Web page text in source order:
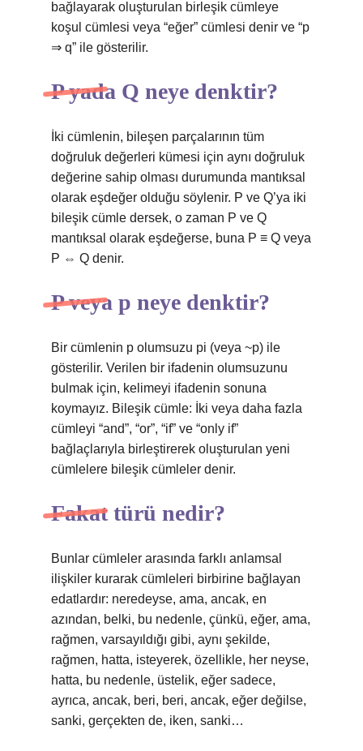
bağlayarak oluşturulan birleşik cümleye
koşul cümlesi veya “eğer” cümlesi denir ve “p
⇒ q” ile gösterilir.
P yada Q neye denktir?
İki cümlenin, bileşen parçalarının tüm
doğruluk değerleri kümesi için aynı doğruluk
değerine sahip olması durumunda mantıksal
olarak eşdeğer olduğu söylenir. P ve Q’ya iki
bileşik cümle dersek, o zaman P ve Q
mantıksal olarak eşdeğerse, buna P ≡ Q veya
P ⇔ Q denir.
P veya p neye denktir?
Bir cümlenin p olumsuzu pi (veya ~p) ile
gösterilir. Verilen bir ifadenin olumsuzunu
bulmak için, kelimeyi ifadenin sonuna
koymayız. Bileşik cümle: İki veya daha fazla
cümleyi “and”, “or”, “if” ve “only if”
bağlaçlarıyla birleştirerek oluşturulan yeni
cümlelere bileşik cümleler denir.
Fakat türü nedir?
Bunlar cümleler arasında farklı anlamsal
ilişkiler kurarak cümleleri birbirine bağlayan
edatlardır: neredeyse, ama, ancak, en
azından, belki, bu nedenle, çünkü, eğer, ama,
rağmen, varsayıldığı gibi, aynı şekilde,
rağmen, hatta, isteyerek, özellikle, her neyse,
hatta, bu nedenle, üstelik, eğer sadece,
ayrıca, ancak, beri, beri, ancak, eğer değilse,
sanki, gerçekten de, iken, sanki…